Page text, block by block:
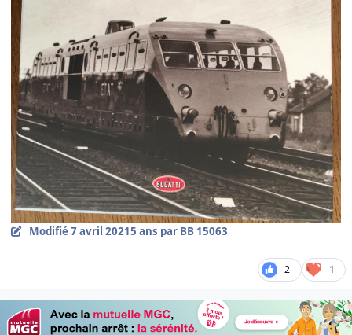
Modifié7 avril 20215 ans par BB 15063
2 1